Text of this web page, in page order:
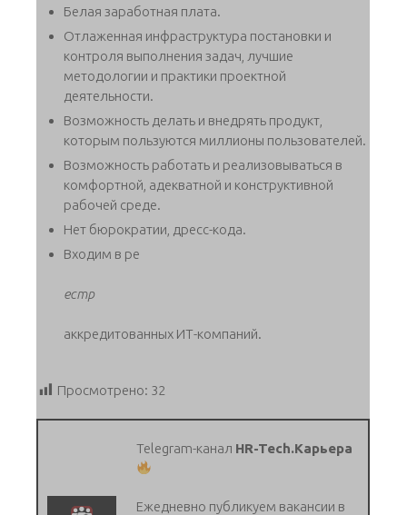
Белая заработная плата.
Отлаженная инфраструктура постановки и
контроля выполнения задач, лучшие
методологии и практики проектной
деятельности.
Возможность делать и внедрять продукт,
которым пользуются миллионы пользователей.
Возможность работать и реализовываться в
комфортной, адекватной и конструктивной
рабочей среде.
Нет бюрократии, дресс-кода.
Входим в ре
естр
аккредитованных ИТ-компаний.
Просмотрено: 32
Telegram-канал HR-Tech.Карьера
Ежедневно публикуем вакансии в